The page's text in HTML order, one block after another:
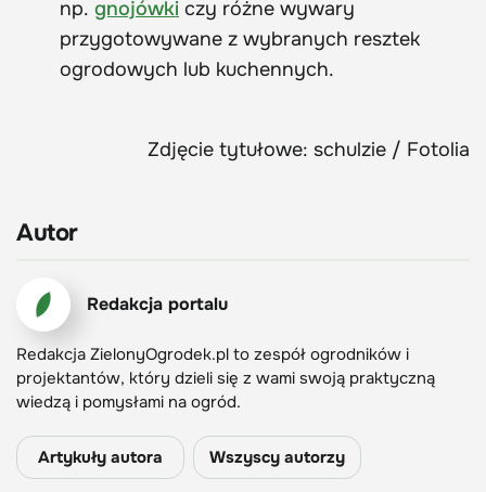
np. gnojówki czy różne wywary
przygotowywane z wybranych resztek
ogrodowych lub kuchennych.
Zdjęcie tytułowe: schulzie / Fotolia
Autor
Redakcja portalu
Redakcja ZielonyOgrodek.pl to zespół ogrodników i
projektantów, który dzieli się z wami swoją praktyczną
wiedzą i pomysłami na ogród.
Artykuły autora Wszyscy autorzy